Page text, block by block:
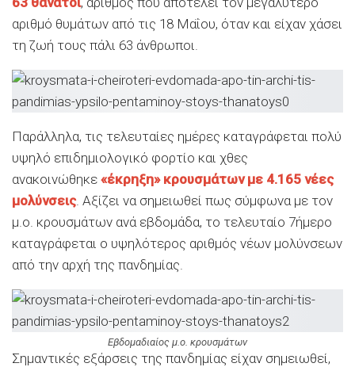
αριθμό θυμάτων από τις 18 Μαΐου, όταν και είχαν χάσει
τη ζωή τους πάλι 63 άνθρωποι.
Παράλληλα, τις τελευταίες ημέρες καταγράφεται πολύ
υψηλό επιδημιολογικό φορτίο και χθες
ανακοινώθηκε «έκρηξη» κρουσμάτων με 4.165 νέες
μολύνσεις. Αξίζει να σημειωθεί πως σύμφωνα με τον
μ.ο. κρουσμάτων ανά εβδομάδα, το τελευταίο 7ήμερο
καταγράφεται ο υψηλότερος αριθμός νέων μολύνσεων
από την αρχή της πανδημίας.
Εβδομαδιαίος μ.ο. κρουσμάτων
Σημαντικές εξάρσεις της πανδημίας είχαν σημειωθεί,